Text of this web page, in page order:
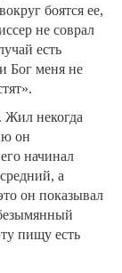
боятся ее,
не соврал
есть
Бог меня не
Жил некогда
он
начинал
а
он показывал
пищу есть